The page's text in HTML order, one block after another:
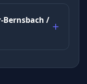
Bernsbach /